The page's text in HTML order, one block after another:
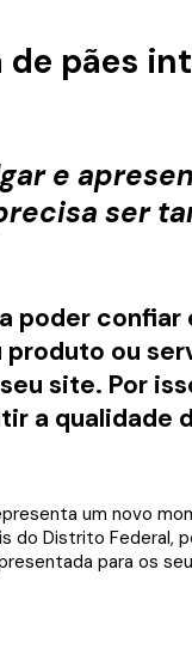
pães
e
ser
ou
site. Por
a
um novo
Distrito Federal,
para os